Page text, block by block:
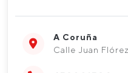
A Coruña
Calle Juan